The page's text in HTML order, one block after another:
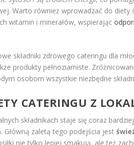
Warto również wprowadzać do
witamin i minerałów, wspierając
składniki zdrowego cateringu dla
produkty pełnoziarniste.
osobom wszystkie niezbędne
CATERINGU Z
składnikach staje się coraz
Główną zaletą tego podejścia jest
nie tylko lepiej smakują, ale też